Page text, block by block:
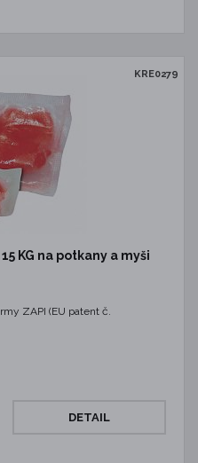
KRE0279
KG na potkany a myši
ZAPI (EU patent č.
DETAIL